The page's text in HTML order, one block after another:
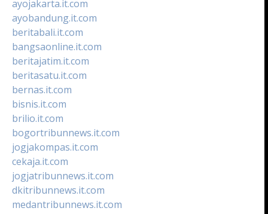
ayojakarta.it.com
ayobandung.it.com
beritabali.it.com
bangsaonline.it.com
beritajatim.it.com
beritasatu.it.com
bernas.it.com
bisnis.it.com
brilio.it.com
bogortribunnews.it.com
jogjakompas.it.com
cekaja.it.com
jogjatribunnews.it.com
dkitribunnews.it.com
medantribunnews.it.com